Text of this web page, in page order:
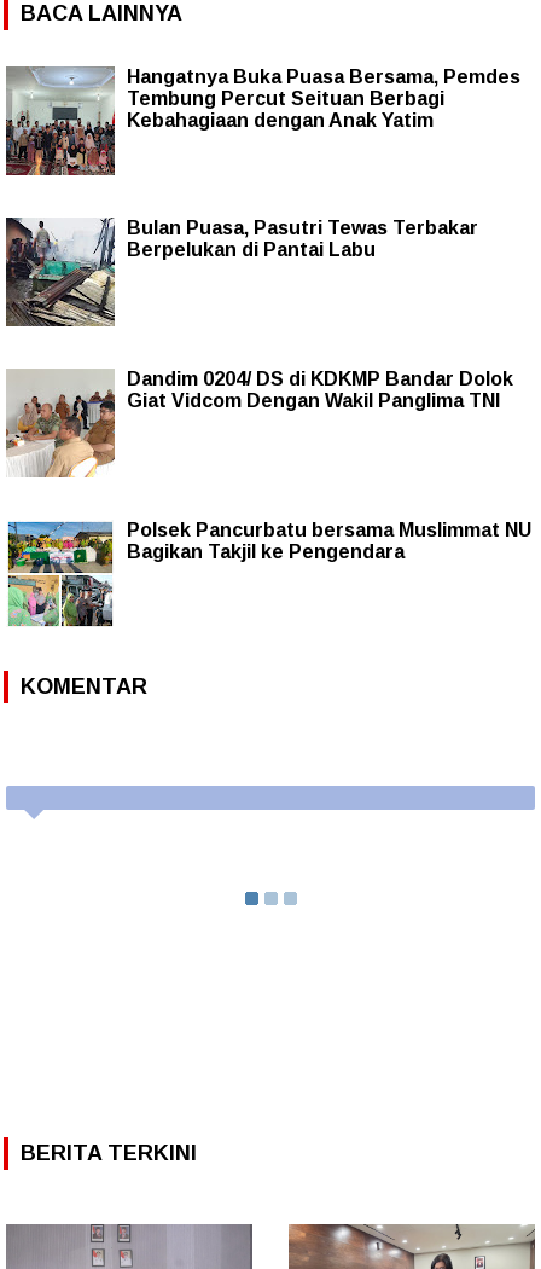
BACA LAINNYA
Hangatnya Buka Puasa Bersama, Pemdes
Tembung Percut Seituan Berbagi
Kebahagiaan dengan Anak Yatim
Bulan Puasa, Pasutri Tewas Terbakar
Berpelukan di Pantai Labu
Dandim 0204/ DS di KDKMP Bandar Dolok
Giat Vidcom Dengan Wakil Panglima TNI
Polsek Pancurbatu bersama Muslimmat NU
Bagikan Takjil ke Pengendara
KOMENTAR
BERITA TERKINI